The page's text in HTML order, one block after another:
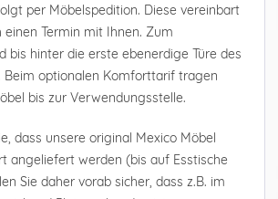
per Möbelspedition. Diese vereinbart
Termin mit Ihnen. Zum
bis hinter die erste ebenerdige Türe des
Beim optionalen Komforttarif tragen
bis zur Verwendungsstelle.
dass unsere original Mexico Möbel
angeliefert werden (bis auf Esstische
Sie daher vorab sicher, dass z.B. im